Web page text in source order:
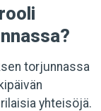
torjunnassa
yhteisöjä.